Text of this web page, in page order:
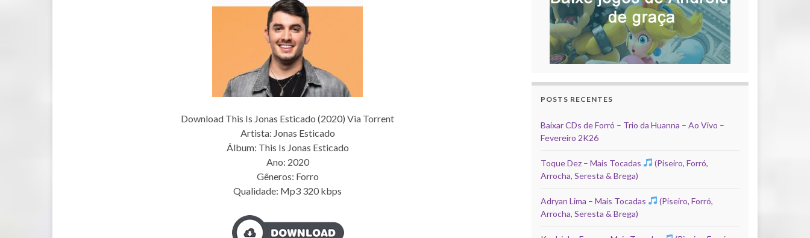
Download This Is Jonas Esticado (2020) Via Torrent
Artista: Jonas Esticado
Álbum: This Is Jonas Esticado
Ano: 2020
Gêneros: Forro
Qualidade: Mp3 320 kbps
POSTS RECENTES
Baixar CDs de Forró – Trio da Huanna – Ao Vivo –
Fevereiro 2K26
Toque Dez – Mais Tocadas
(Piseiro, Forró,
Arrocha, Seresta & Brega)
Adryan Lima – Mais Tocadas
(Piseiro, Forró,
Arrocha, Seresta & Brega)